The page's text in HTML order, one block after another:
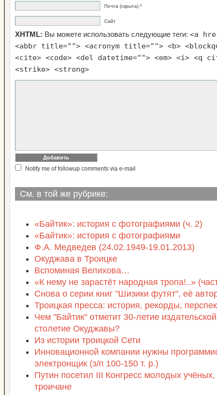
Почта (скрыта) *
Сайт
XHTML: Вы можете использовать следующие теги: <a
<abbr title=""> <acronym title=""> <b>
<cite> <code> <del datetime=""> <em> <i> <q
<strike> <strong>
Notify me of followup comments via e-mail
См. в той же рубрике:
«Байтик»: история с фотографиями (ч. 2)
«Байтик»: история с фотографиями
Ф.А. Медведев (24.02.1949-19.01.2013)
Окуджава в Троицке
Вспоминая Велихова…
«К нему не зарастёт народная тропа!..»
Снова о серии книг "Шизики футят", её
Троицкая пресса: история, рекорды,
Чем "Байтик" отметит 30-летие
столетие Окуджавы?
Из истории троицкой Сети
Инновационной компании нужны
электронщик (з/п 100-150 т. р.)
Путин посетил III Конгресс молодых учёных,
троичане